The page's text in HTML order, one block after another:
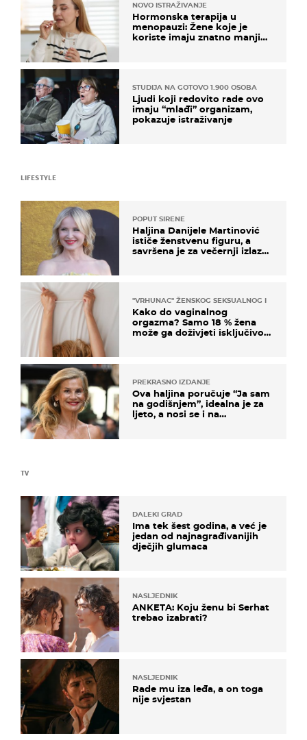
NOVO ISTRAŽIVANJE
Hormonska terapija u
menopauzi: Žene koje je
koriste imaju znatno manji
STUDIJA NA GOTOVO 1.900 OSOBA
Ljudi koji redovito rade ovo
imaju “mlađi” organizam,
pokazuje istraživanje
TV
DALEKI GRAD
Ima tek šest godina, a već je
jedan od najnagrađivanijih
dječjih glumaca
NASLJEDNIK
ANKETA: Koju ženu bi Serhat
trebao izabrati?
NASLJEDNIK
Rade mu iza leđa, a on toga
nije svjestan
LIFESTYLE
POPUT SIRENE
Haljina Danijele Martinović
ističe ženstvenu figuru, a
savršena je za večernji izlazak
"VRHUNAC" ŽENSKOG SEKSUALNOG ISKUSTVA
Kako do vaginalnog
orgazma? Samo 18 % žena
može ga doživjeti isključivo
PREKRASNO IZDANJE
Ova haljina poručuje “Ja sam
na godišnjem”, idealna je za
ljeto, a nosi se i na